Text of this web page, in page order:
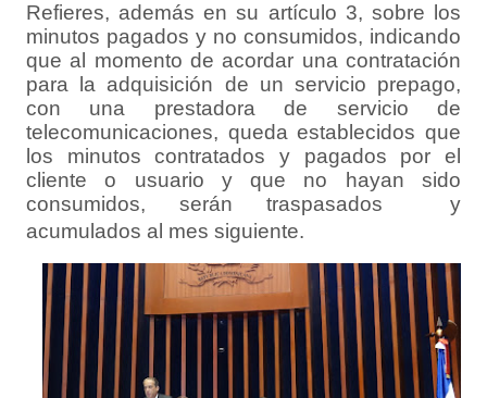
Refieres, además en su artículo 3, sobre los
minutos pagados y no consumidos, indicando
que al momento de acordar una contratación
para la adquisición de un servicio prepago,
con una prestadora de servicio de
telecomunicaciones, queda establecidos que
los minutos contratados y pagados por el
cliente o usuario y que no hayan sido
consumidos, serán traspasados y
acumulados al mes siguiente.